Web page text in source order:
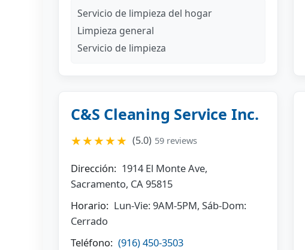
Servicio de limpieza del hogar
Limpieza general
Servicio de limpieza
C&S Cleaning Service Inc.
★★★★★ (5.0) 59 reviews
Dirección: 1914 El Monte Ave,
Sacramento, CA 95815
Horario: Lun-Vie: 9AM-5PM, Sáb-Dom:
Cerrado
Teléfono: (916) 450-3503